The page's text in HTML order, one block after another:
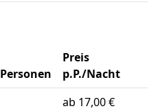
Personen
Preis
p.P./Nacht
ab 17,00 €